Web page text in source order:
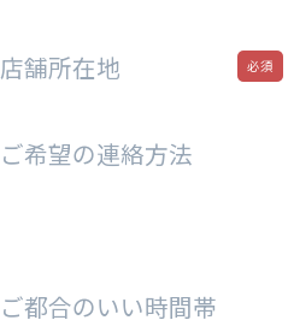
店舗所在地
ご希望の連絡方法
ご都合のいい時間帯